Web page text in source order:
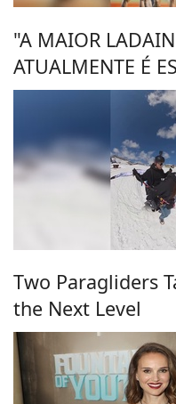
"A MAIOR
ATUALMENTE É
Two Paragliders
the Next Level